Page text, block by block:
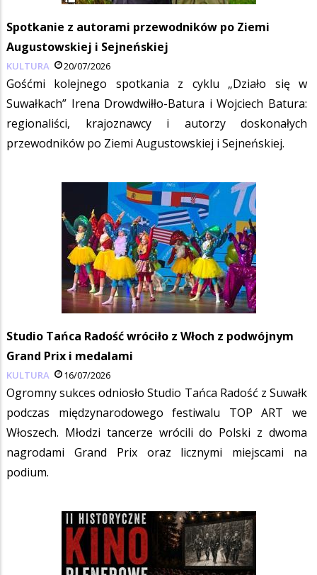
Spotkanie z autorami przewodników po Ziemi
Augustowskiej i Sejneńskiej
KULTURA 20/07/2026
Gośćmi kolejnego spotkania z cyklu „Działo się w
Suwałkach” Irena Drowdwiłło-Batura i Wojciech Batura:
regionaliści, krajoznawcy i autorzy doskonałych
przewodników po Ziemi Augustowskiej i Sejneńskiej.
Studio Tańca Radość wróciło z Włoch z podwójnym
Grand Prix i medalami
KULTURA 16/07/2026
Ogromny sukces odniosło Studio Tańca Radość z Suwałk
podczas międzynarodowego festiwalu TOP ART we
Włoszech. Młodzi tancerze wrócili do Polski z dwoma
nagrodami Grand Prix oraz licznymi miejscami na
podium.